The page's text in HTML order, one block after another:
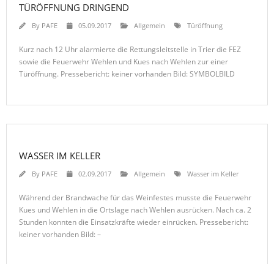
TÜRÖFFNUNG DRINGEND
By PAFE 05.09.2017 Allgemein Türöffnung
Kurz nach 12 Uhr alarmierte die Rettungsleitstelle in Trier die FEZ
sowie die Feuerwehr Wehlen und Kues nach Wehlen zur einer
Türöffnung. Pressebericht: keiner vorhanden Bild: SYMBOLBILD
WASSER IM KELLER
By PAFE 02.09.2017 Allgemein Wasser im Keller
Während der Brandwache für das Weinfestes musste die Feuerwehr
Kues und Wehlen in die Ortslage nach Wehlen ausrücken. Nach ca. 2
Stunden konnten die Einsatzkräfte wieder einrücken. Pressebericht:
keiner vorhanden Bild: –